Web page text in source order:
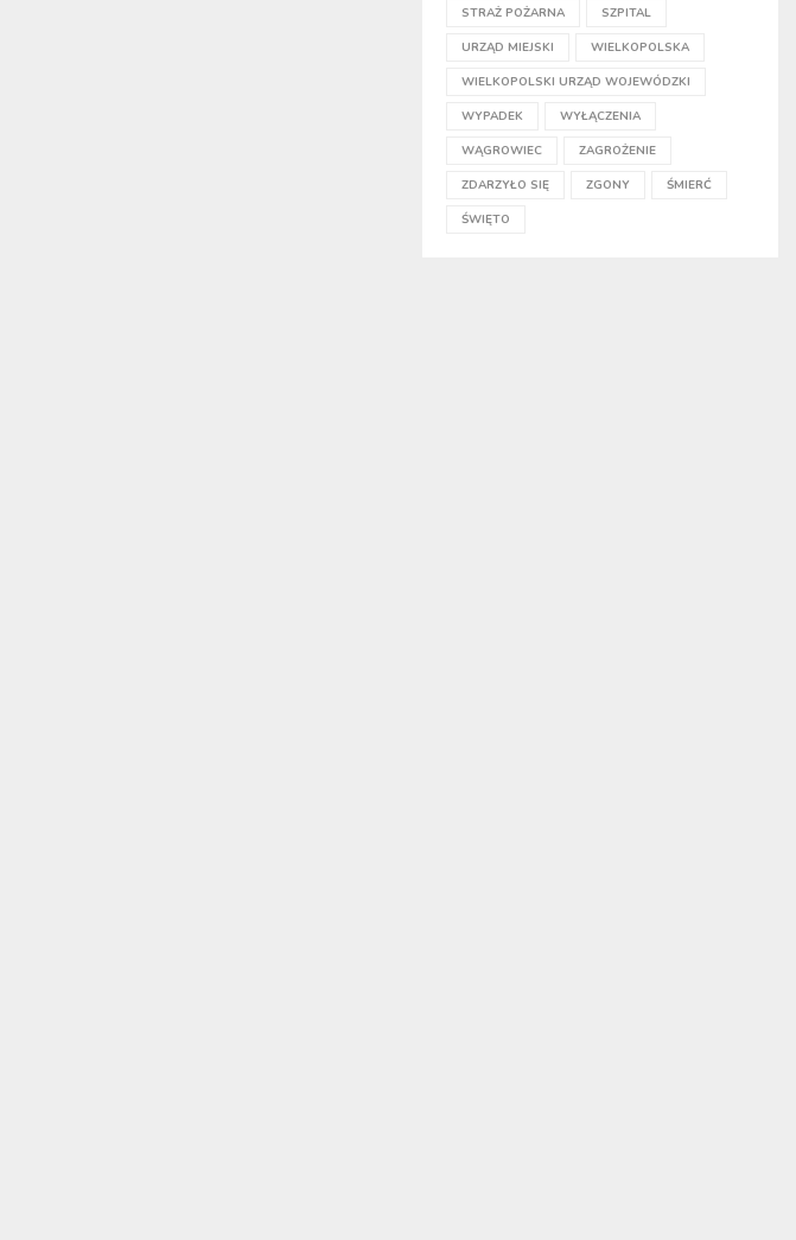
STRAŻ POŻARNA SZPITAL
URZĄD MIEJSKI WIELKOPOLSKA
WIELKOPOLSKI URZĄD WOJEWÓDZKI
WYPADEK WYŁĄCZENIA
WĄGROWIEC ZAGROŻENIE
ZDARZYŁO SIĘ ZGONY ŚMIERĆ
ŚWIĘTO